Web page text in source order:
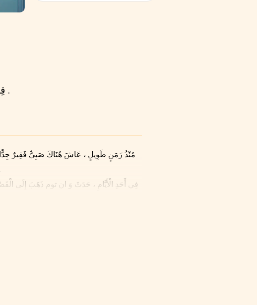
قِصَّةٌ سَاحِرَةٌ حَوْلَ اثْنَيْنِ مِنْ الصِّبْيَةِ الَّذِينَ نَشَؤُوا فِي ظِلِّ ظُرُوفٍ مُخْتَلِفَةٍ جِدًّا .
مُنْذُ زَمَنٍ طَوِيلٍ ، عَاشَ هُنَاكَ صَبِيٌّ فَقِيرٌ جِدًّا
يُحِبُّ قِرَاءَةَ
فِي أَحَدِ الْأَيَّامِ ، حَدَثَ وَ ان توم ذَهَبَ إِلَى